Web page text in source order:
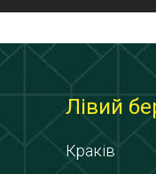
Лівий
Краків